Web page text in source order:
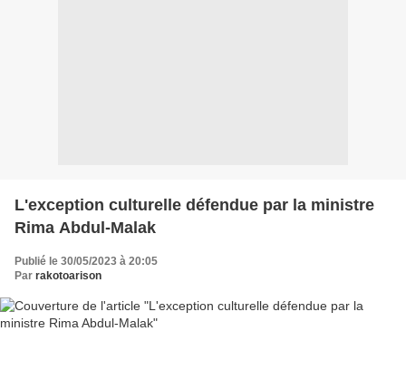
L'exception culturelle défendue par la ministre
Rima Abdul-Malak
Publié le 30/05/2023 à 20:05
Par rakotoarison